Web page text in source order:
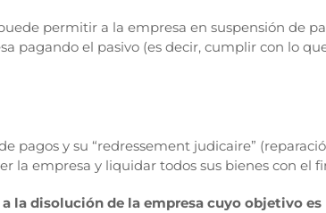
permitir a la empresa en suspensión de
pagando el pasivo (es decir, cumplir con lo
pagos y su “redressement judicaire”
la empresa y liquidar todos sus bienes con el
la disolución de la empresa cuyo objetivo